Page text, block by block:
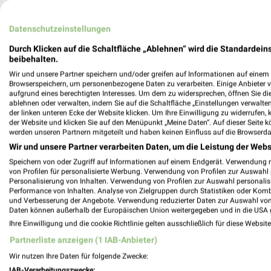
Garten & Pflanzen Angebote
2 Prospekte
Pflanzen Kölle Pflanzen
Datenschutzeinstellungen
Durch Klicken auf die Schaltfläche „Ablehnen“ wird die
beibehalten.
Wir und unsere Partner speichern und/oder greifen auf Informationen auf einem
Browserspeichern, um personenbezogene Daten zu verarbeiten. Einige
aufgrund eines berechtigten Interesses. Um dem zu widersprechen, öffnen Sie
ablehnen oder verwalten, indem Sie auf die Schaltfläche „Einstellungen
der linken unteren Ecke der Website klicken. Um Ihre Einwilligung zu
der Website und klicken Sie auf den Menüpunkt „Meine Daten“. Auf dieser
werden unseren Partnern mitgeteilt und haben keinen Einfluss auf die
Wir und unsere Partner verarbeiten Daten, um die Leistung der
Speichern von oder Zugriff auf Informationen auf einem Endgerät. Verwendung
von Profilen für personalisierte Werbung. Verwendung von Profilen zur
Personalisierung von Inhalten. Verwendung von Profilen zur Auswahl
Performance von Inhalten. Analyse von Zielgruppen durch Statistiken oder
und Verbesserung der Angebote. Verwendung reduzierter Daten zur Auswahl
Daten können außerhalb der Europäischen Union weitergegeben und in die USA
Ihre Einwilligung und die cookie Richtlinie gelten ausschließlich für diese
Partnerliste anzeigen (1 IAB-Anbieter)
Wir nutzen Ihre Daten für folgende Zwecke: